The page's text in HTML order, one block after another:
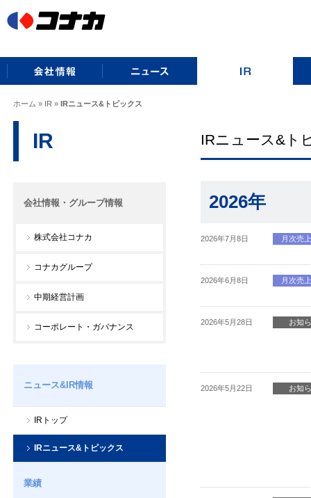
ホーム » IR » IRニュース&トピックス
IR
会社情報・グループ情報
株式会社コナカ
コナカグループ
中期経営計画
コーポレート・ガバナンス
ニュース&IR情報
IRトップ
IRニュース&トピックス
業績
IRニュース&ト
2026年
2026年7月8日 月次売
2026年6月8日 月次売
2026年5月28日 お知
2026年5月22日 お知